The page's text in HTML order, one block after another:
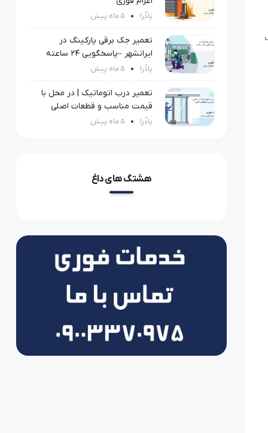
پادُرا 5 ماه پیش
تعمیر جک برقی پارکینگ در
ایرانشهر –پاسخگویی ۲۴ ساعته
پادُرا 5 ماه پیش
تعمیر درب اتوماتیک | در محل با
قیمت مناسب و قطعات اصلی
پادُرا 5 ماه پیش
هشتگ های داغ